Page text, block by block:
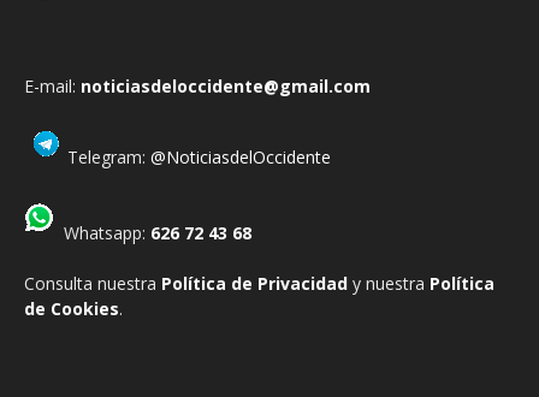
E-mail: noticiasdeloccidente@gmail.com
Telegram: @NoticiasdelOccidente
Whatsapp: 626 72 43 68
Consulta nuestra Política de Privacidad y nuestra Política
de Cookies.